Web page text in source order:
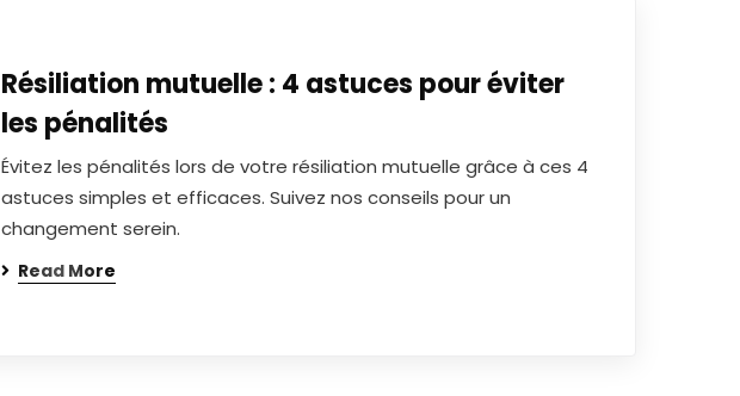
Résiliation mutuelle : 4 astuces pour éviter
les pénalités
Évitez les pénalités lors de votre résiliation mutuelle grâce à ces 4
astuces simples et efficaces. Suivez nos conseils pour un
changement serein.
Read More